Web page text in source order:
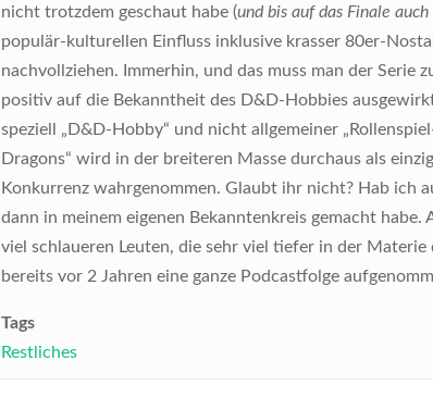
nicht trotzdem geschaut habe (und bis auf das Finale
populär-kulturellen Einfluss inklusive krasser 80er-
nachvollziehen. Immerhin, und das muss man der Serie
positiv auf die Bekanntheit des D&D-Hobbies
speziell „D&D-Hobby“ und nicht allgemeiner
Dragons“ wird in der breiteren Masse durchaus als
Konkurrenz wahrgenommen. Glaubt ihr nicht? Hab ich
dann in meinem eigenen Bekanntenkreis gemacht
viel schlaueren Leuten, die sehr viel tiefer in der
bereits vor 2 Jahren eine ganze Podcastfolge
Tags
Restliches